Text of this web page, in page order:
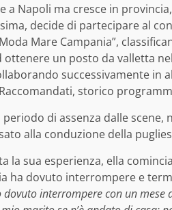
a Napoli ma cresce in
decide di partecipare al
Mare Campania”,
ottenere un posto da valletta
successivamente
storico
di assenza dalle
alla conduzione della
la sua esperienza, ella
ha dovuto interrompere e
dovuto interrompere con un